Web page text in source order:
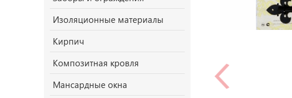
Изоляционные материалы
Кирпич
Композитная кровля
Мансардные окна